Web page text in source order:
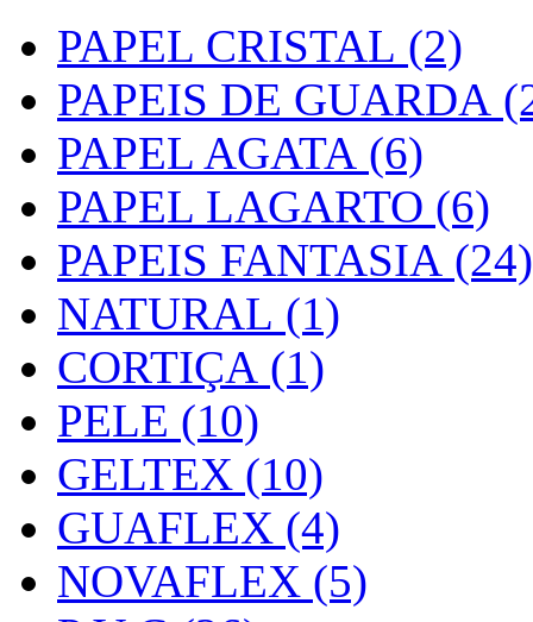
PAPEL CRISTAL (2)
PAPEIS DE GUARDA
PAPEL AGATA (6)
PAPEL LAGARTO (6)
PAPEIS FANTASIA (24)
NATURAL (1)
CORTIÇA (1)
PELE (10)
GELTEX (10)
GUAFLEX (4)
NOVAFLEX (5)